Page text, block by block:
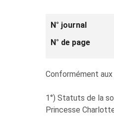
N° journal
N° de page
Conformément
1°) Statuts de la
Princesse